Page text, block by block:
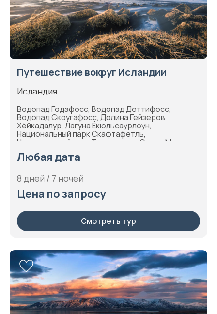
Путешествие вокруг Исландии
Исландия
Водопад Годафосс, Водопад Деттифосс,
Водопад Скоугафосс, Долина Гейзеров
Хёйкадалур, Лагуна Ёкюльсаурлоун,
Национальный парк Скафтафетль,
Национальный парк Тингвеллир, Озеро Миватн,
Полуостров Снайфельснесс, Рейкхольт,
Рейкьявик, Термальное поле
Любая дата
8 дней / 7 ночей
Цена по запросу
Смотреть тур